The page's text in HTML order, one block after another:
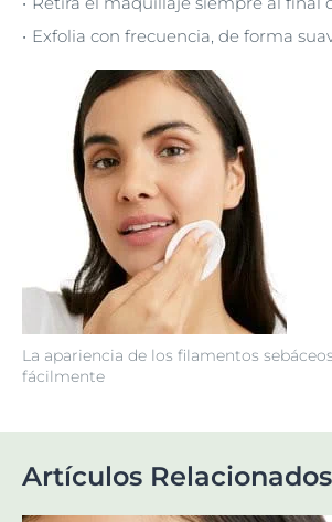
La apariencia de los filamentos
fácilmente
Exfolia con frecuencia, de forma
Artículos Relacionados